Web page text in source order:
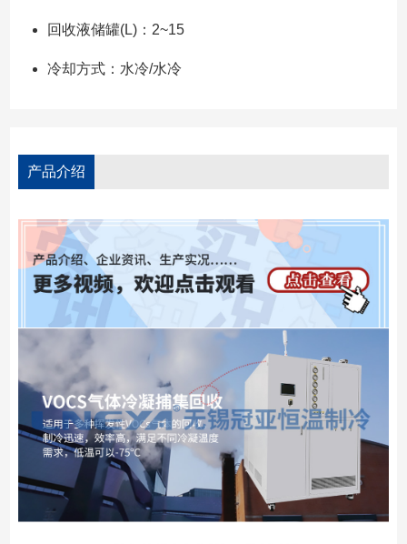
回收液储罐(L)：2~15
冷却方式：水冷/水冷
产品介绍